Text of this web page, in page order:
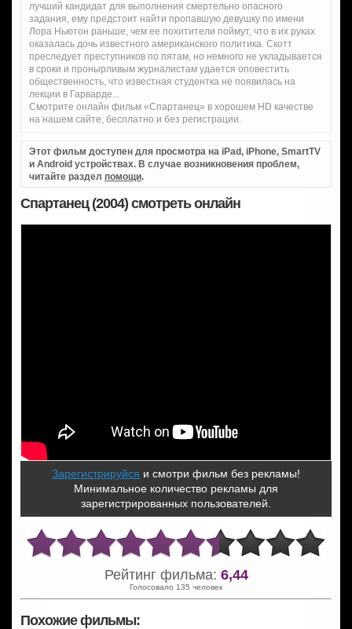
лучший кандидат для выполнения смертельно опасного
задания, ему предстоит найти пропавшую девушку по имени
Лора Ньютон раньше, чем ее похитители поймут, что в их руках
оказалась дочь известного американского политика. Скотт
преследует преступников по пятам, но немного не укладывается
в сроки и пронырливым журналистам удается оповестить
общественность, что известная студентка не появилась на
лекции в Гарварде...
Смотрите онлайн фильм «Спартанец» в хорошем HD качестве
на нашем сайте, бесплатно и без регистрации.
Этот фильм доступен для просмотра на iPad, iPhone, SmartTV
и Android устройствах. В случае возникновения проблем,
читайте раздел помощи.
Спартанец (2004) смотреть онлайн
Зарегистрируйся и смотри фильм без рекламы!
Минимальное количество рекламы для
зарегистрированных пользователей.
Рейтинг фильма: 6,44
Голосовало 135 человек
Похожие фильмы: